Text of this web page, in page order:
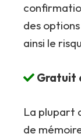
des
ainsi le
Gratuit
La plupart
de